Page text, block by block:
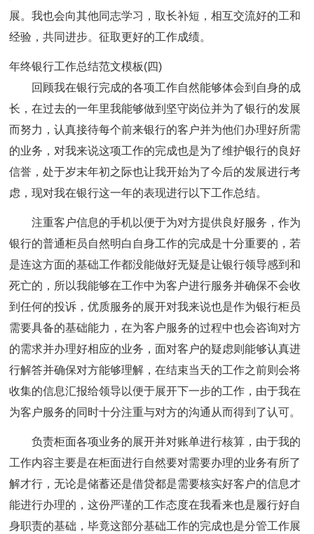
展。我也会向其他同志学习，取长补短，相互交流好的工和
经验，共同进步。征取更好的工作成绩。
年终银行工作总结范文模板(四)
回顾我在银行完成的各项工作自然能够体会到自身的成
长，在过去的一年里我能够做到坚守岗位并为了银行的发展
而努力，认真接待每个前来银行的客户并为他们办理好所需
的业务，对我来说这项工作的完成也是为了维护银行的良好
信誉，处于岁末年初之际也让我开始为了今后的发展进行考
虑，现对我在银行这一年的表现进行以下工作总结。
注重客户信息的手机以便于为对方提供良好服务，作为
银行的普通柜员自然明白自身工作的完成是十分重要的，若
是连这方面的基础工作都没能做好无疑是让银行领导感到和
死亡的，所以我能够在工作中为客户进行服务并确保不会收
到任何的投诉，优质服务的展开对我来说也是作为银行柜员
需要具备的基础能力，在为客户服务的过程中也会咨询对方
的需求并办理好相应的业务，面对客户的疑虑则能够认真进
行解答并确保对方能够理解，在结束当天的工作之前则会将
收集的信息汇报给领导以便于展开下一步的工作，由于我在
为客户服务的同时十分注重与对方的沟通从而得到了认可。
负责柜面各项业务的展开并对账单进行核算，由于我的
工作内容主要是在柜面进行自然要对需要办理的业务有所了
解才行，无论是储蓄还是借贷都是需要核实好客户的信息才
能进行办理的，这份严谨的工作态度在我看来也是履行好自
身职责的基础，毕竟这部分基础工作的完成也是分管工作展